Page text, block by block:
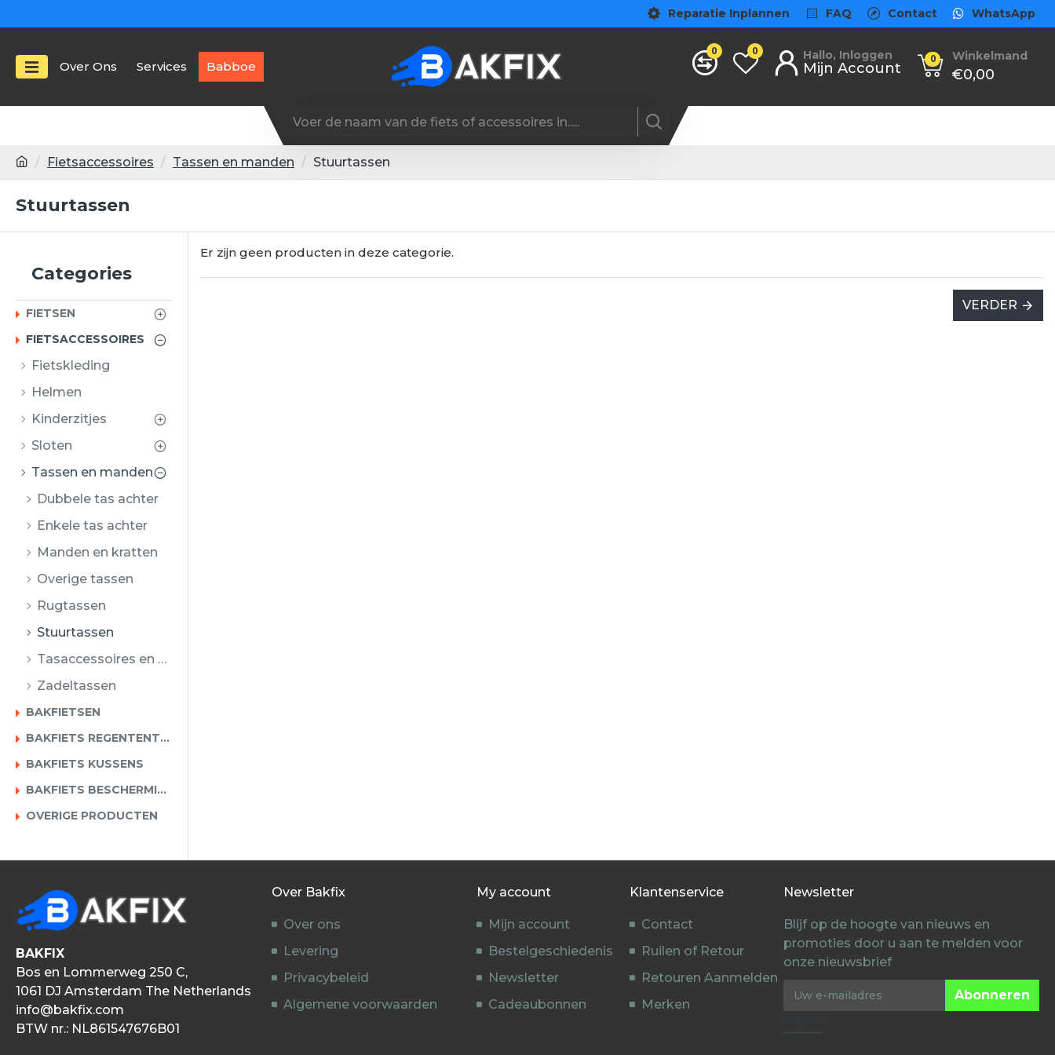
Reparatie Inplannen FAQ Contact WhatsApp
Over Ons Services Babboe
0 0 Hallo, Inloggen
Mijn Account
Winkelmand
€0,00
0
Fietsaccessoires Tassen en manden Stuurtassen
Stuurtassen
Categories
FIETSEN
FIETSACCESSOIRES
Fietskleding
Helmen
Kinderzitjes
Sloten
Tassen en manden
Dubbele tas achter
Enkele tas achter
Manden en kratten
Overige tassen
Rugtassen
Stuurtassen
Tasaccessoires en onderdelen
Zadeltassen
BAKFIETSEN
BAKFIETS REGENTENTEN
BAKFIETS KUSSENS
BAKFIETS BESCHERMING
OVERIGE PRODUCTEN
Er zijn geen producten in deze categorie.
VERDER
BAKFIX
Bos en Lommerweg 250 C,
1061 DJ Amsterdam The Netherlands
info@bakfix.com
BTW nr.: NL861547676B01
Over Bakfix
Over ons
Levering
Privacybeleid
Algemene voorwaarden
My account
Mijn account
Bestelgeschiedenis
Newsletter
Cadeaubonnen
Klantenservice
Contact
Ruilen of Retour
Retouren Aanmelden
Merken
Newsletter
Blijf op de hoogte van nieuws en
promoties door u aan te melden voor
onze nieuwsbrief
Abonneren